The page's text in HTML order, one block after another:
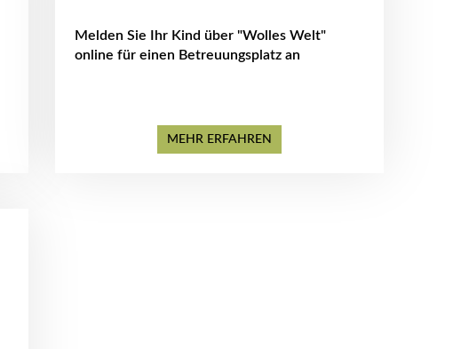
Melden Sie Ihr Kind über "Wolles Welt"
online für einen Betreuungsplatz an
MEHR ERFAHREN